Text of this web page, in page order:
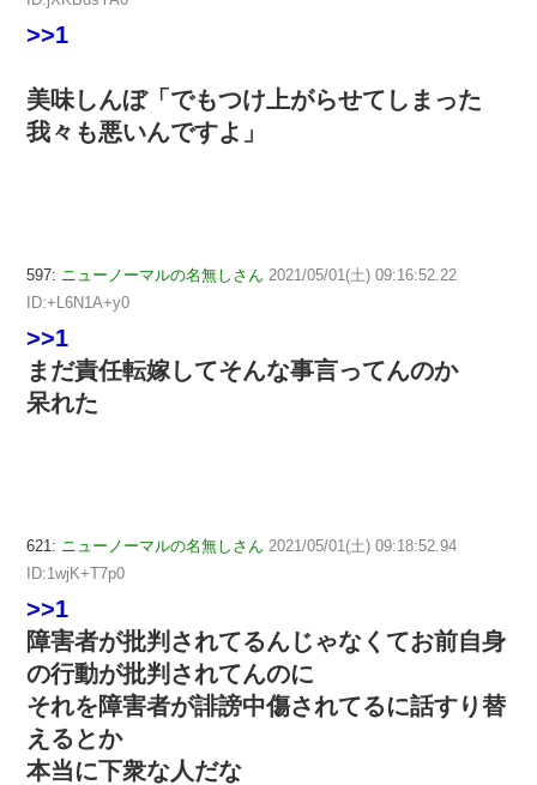
>>1
美味しんぼ「でもつけ上がらせてしまった
我々も悪いんですよ」
597: ニューノーマルの名無しさん 2021/05/01(土) 09:16:52.22
ID:+L6N1A+y0
>>1
まだ責任転嫁してそんな事言ってんのか
呆れた
621: ニューノーマルの名無しさん 2021/05/01(土) 09:18:52.94
ID:1wjK+T7p0
>>1
障害者が批判されてるんじゃなくてお前自身
の行動が批判されてんのに
それを障害者が誹謗中傷されてるに話すり替
えるとか
本当に下衆な人だな